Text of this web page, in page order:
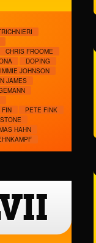
CHRIS FROOME
DOPING
JOHNSON
JAMES
FIN
PETE FINK
HAHN